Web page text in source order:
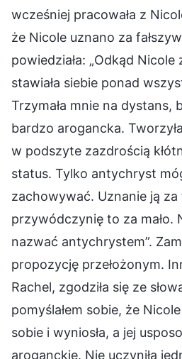
wcześniej pracowała z
że Nicole uznano za
powiedziała: „Odkąd Nicole
stawiała siebie ponad
Trzymała mnie na dystans,
bardzo arogancka.
w podszyte zazdrością
status. Tylko antychryst
zachowywać. Uznanie ją za
przywódczynię to za mało.
nazwać antychrystem”.
propozycję przełożonym.
Rachel, zgodziła się ze
pomyślałem sobie, że
sobie i wyniosła, a jej
aroganckie. Nie uczyniła